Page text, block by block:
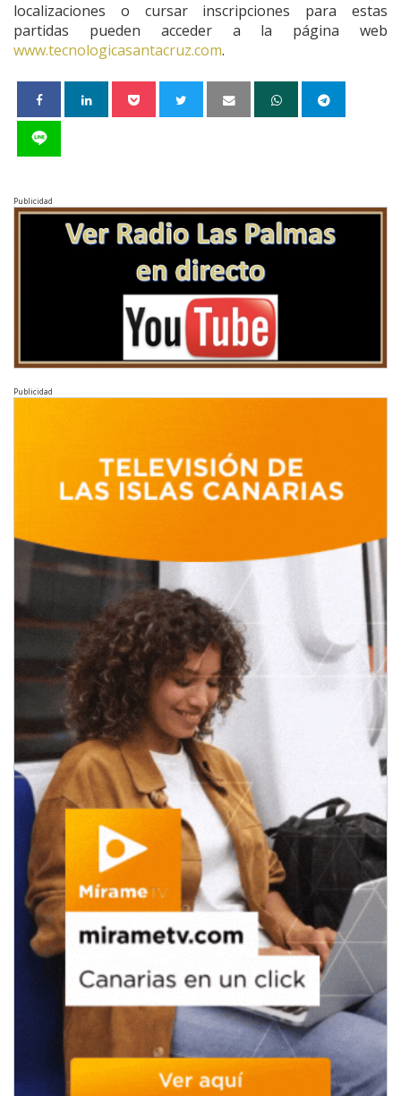
localizaciones o cursar inscripciones para estas
partidas pueden acceder a la página web
www.tecnologicasantacruz.com.
Publicidad
Publicidad